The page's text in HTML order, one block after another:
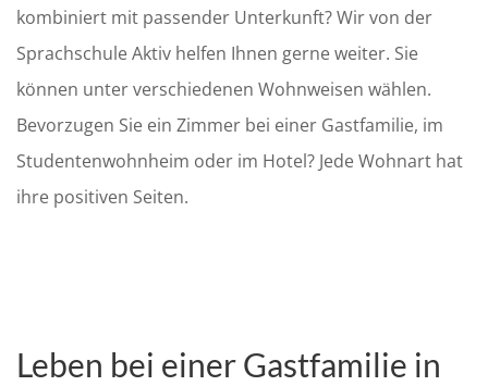
kombiniert mit passender Unterkunft? Wir von der
Sprachschule Aktiv helfen Ihnen gerne weiter. Sie
können unter verschiedenen Wohnweisen wählen.
Bevorzugen Sie ein Zimmer bei einer Gastfamilie, im
Studentenwohnheim oder im Hotel? Jede Wohnart hat
ihre positiven Seiten.
Leben bei einer Gastfamilie in